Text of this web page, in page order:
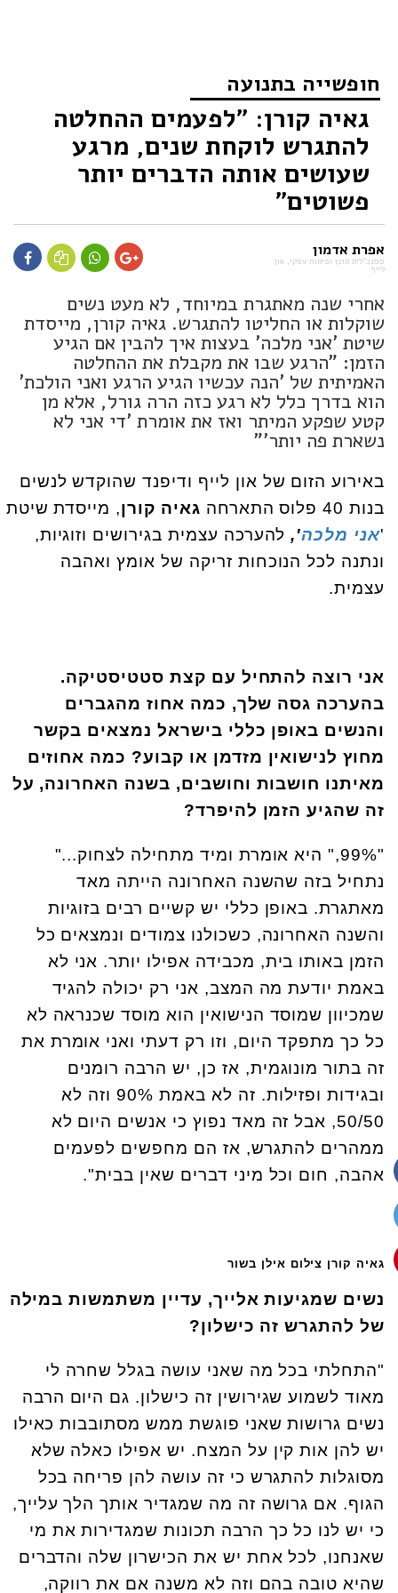
חופשייה בתנועה
גאיה קורן: "לפעמים ההחלטה
להתגרש לוקחת שנים, מרגע
שעושים אותה הדברים יותר
פשוטים"
אפרת אדמון
סמנכ"לית תוכן ופיתוח עסקי, און
לייף
אחרי שנה מאתגרת במיוחד, לא מעט נשים
שוקלות או החליטו להתגרש. גאיה קורן, מייסדת
שיטת 'אני מלכה' בעצות איך להבין אם הגיע
הזמן: "הרגע שבו את מקבלת את ההחלטה
האמיתית של 'הנה עכשיו הגיע הרגע ואני הולכת'
הוא בדרך כלל לא רגע כזה הרה גורל, אלא מן
קטע שפקע המיתר ואז את אומרת 'די אני לא
נשארת פה יותר'"
באירוע הזום של און לייף ודיפנד שהוקדש לנשים
בנות 40 פלוס התארחה
גאיה קורן, מייסדת שיטת
'אני מלכה', להערכה עצמית בגירושים וזוגיות,
ונתנה לכל הנוכחות זריקה של אומץ ואהבה
עצמית.
אני רוצה להתחיל עם קצת סטטיסטיקה.
בהערכה גסה שלך, כמה אחוז מהגברים
והנשים באופן כללי בישראל נמצאים בקשר
מחוץ לנישואין מזדמן או קבוע? כמה אחוזים
מאיתנו חושבות וחושבים, בשנה האחרונה, על
זה שהגיע הזמן להיפרד?
"99%," היא אומרת ומיד מתחילה לצחוק..."
נתחיל בזה שהשנה האחרונה הייתה מאד
מאתגרת. באופן כללי יש קשיים רבים בזוגיות
והשנה האחרונה, כשכולנו צמודים ונמצאים כל
הזמן באותו בית, מכבידה אפילו יותר. אני לא
באמת יודעת מה המצב, אני רק יכולה להגיד
שמכיוון שמוסד הנישואין הוא מוסד שכנראה לא
כל כך מתפקד היום, וזו רק דעתי ואני אומרת את
זה בתור מונוגמית, אז כן, יש הרבה רומנים
ובגידות ופזילות. זה לא באמת 90% וזה לא
50/50, אבל זה מאד נפוץ כי אנשים היום לא
ממהרים להתגרש, אז הם מחפשים לפעמים
אהבה, חום וכל מיני דברים שאין בבית".
גאיה קורן צילום אילן בשור
נשים שמגיעות אלייך, עדיין משתמשות במילה
של להתגרש זה כישלון?
"התחלתי בכל מה שאני עושה בגלל שחרה לי
מאוד לשמוע שגירושין זה כישלון. גם היום הרבה
נשים גרושות שאני פוגשת ממש מסתובבות כאילו
יש להן אות קין על המצח. יש אפילו כאלה שלא
מסוגלות להתגרש כי זה עושה להן פריחה בכל
הגוף. אם גרושה זה מה שמגדיר אותך הלך עלייך,
כי יש לנו כל כך הרבה תכונות שמגדירות את מי
שאנחנו, לכל אחת יש את הכישרון שלה והדברים
שהיא טובה בהם וזה לא משנה אם את רווקה,